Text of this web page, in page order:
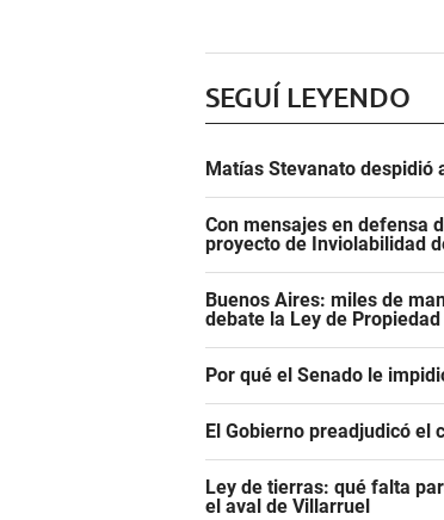
SEGUÍ LEYENDO
Matías Stevanato
Con mensajes en defensa
proyecto de Inviolabilidad
Buenos Aires: miles de
debate la Ley de
Por qué el Senado le
El Gobierno preadjudicó el
Ley de tierras: qué falta
el aval de Villarruel